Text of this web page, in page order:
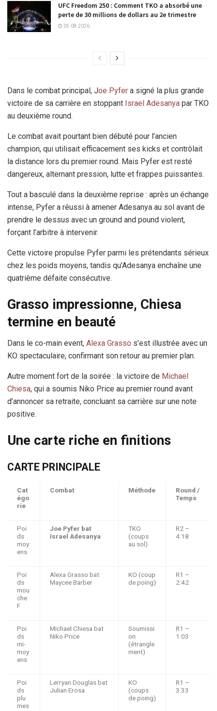
UFC Freedom 250 : Comment TKO a absorbé une
perte de 30 millions de dollars au 2e trimestre
05.08.2026
Dans le combat principal, Joe Pyfer a signé la plus grande
victoire de sa carrière en stoppant Israel Adesanya par TKO
au deuxième round.
Le combat avait pourtant bien débuté pour l’ancien
champion, qui utilisait efficacement ses kicks et contrôlait
la distance lors du premier round. Mais Pyfer est resté
dangereux, alternant pression, lutte et frappes puissantes.
Tout a basculé dans la deuxième reprise : après un échange
intense, Pyfer a réussi à amener Adesanya au sol avant de
prendre le dessus avec un ground and pound violent,
forçant l’arbitre à intervenir.
Cette victoire propulse Pyfer parmi les prétendants sérieux
chez les poids moyens, tandis qu’Adesanya enchaîne une
quatrième défaite consécutive.
Grasso impressionne, Chiesa
termine en beauté
Dans le co-main event, Alexa Grasso s’est illustrée avec un
KO spectaculaire, confirmant son retour au premier plan.
Autre moment fort de la soirée : la victoire de Michael
Chiesa, qui a soumis Niko Price au premier round avant
d’annoncer sa retraite, concluant sa carrière sur une note
positive.
Une carte riche en finitions
CARTE PRINCIPALE
Cat
égo
rie
Combat Méthode
Round /
Temps
Poi
ds
moy
ens
Joe Pyfer bat
Israel Adesanya
TKO
(coups
au sol)
R2 –
4:18
Poi
ds
mou
che
F
Alexa Grasso bat
Maycee Barber
KO (coup
de poing)
R1 –
2:42
Poi
ds
mi-
moy
ens
Michael Chiesa bat
Niko Price
Soumissi
on
(étrangle
ment)
R1 –
1:03
Poi
ds
plu
mes
Lerryan Douglas bat
Julian Erosa
KO
(coups
de poing)
R1 –
3:33